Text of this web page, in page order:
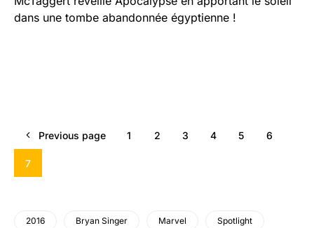
dans une tombe abandonnée égyptienne !
Previous page 1 2 3 4 5 6
7
2016 Bryan Singer Marvel Spotlight